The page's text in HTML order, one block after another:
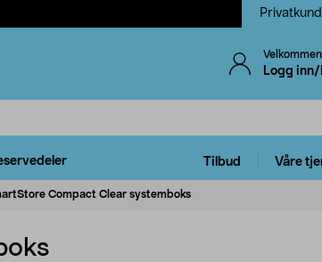
Velkommen
Logg
Tilbud Våre
Compact Clear systemboks